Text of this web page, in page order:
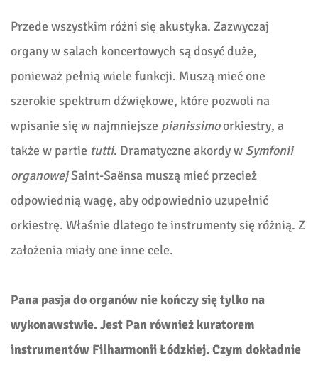
Przede wszystkim różni się akustyka. Zazwyczaj
organy w salach koncertowych są dosyć duże,
ponieważ pełnią wiele funkcji. Muszą mieć one
szerokie spektrum dźwiękowe, które pozwoli na
wpisanie się w najmniejsze pianissimoorkiestry, a
także w partie tutti. Dramatyczne akordy w Symfonii
organowejSaint-Saënsa muszą mieć przecież
odpowiednią wagę, aby odpowiednio uzupełnić
orkiestrę. Właśnie dlatego te instrumenty się różnią. Z
założenia miały one inne cele.
Pana pasja do organów nie kończy się tylko na
wykonawstwie. Jest Pan również kuratorem
instrumentów Filharmonii Łódzkiej. Czym dokładnie